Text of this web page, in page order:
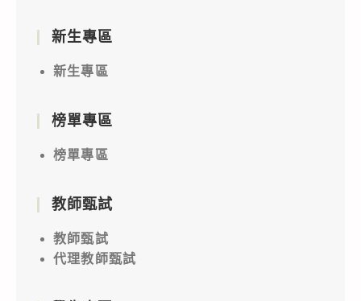
新生專區
新生專區
榜單專區
榜單專區
教師甄試
教師甄試
代理教師甄試